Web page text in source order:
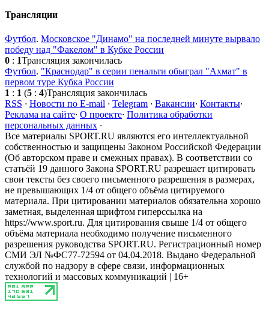
Трансляции
Футбол. Московское "Динамо" на последней минуте вырвало
победу над "Факелом" в Кубке России
0 : 1Трансляция закончилась
Футбол. "Краснодар" в серии пенальти обыграл "Ахмат" в
первом туре Кубка России
1 : 1 (5 : 4)Трансляция закончилась
RSS · Новости по E-mail · Telegram · Вакансии· Контакты·
Реклама на сайте· О проекте· Политика обработки
персональных данных ·
Все материалы SPORT.RU являются его интеллектуальной
собственностью и защищены Законом Российской Федерации
(Об авторском праве и смежных правах). В соответствии со
статьёй 19 данного Закона SPORT.RU разрешает цитировать
свои тексты без своего письменного разрешения в размерах,
не превышающих 1/4 от общего объёма цитируемого
материала. При цитировании материалов обязательна хорошо
заметная, выделенная шрифтом гиперссылка на
https://www.sport.ru. Для цитирования свыше 1/4 от общего
объёма материала необходимо получение письменного
разрешения руководства SPORT.RU. Регистрационный номер
СМИ ЭЛ №ФС77-72594 от 04.04.2018. Выдано Федеральной
службой по надзору в сфере связи, информационных
технологий и массовых коммуникаций | 16+